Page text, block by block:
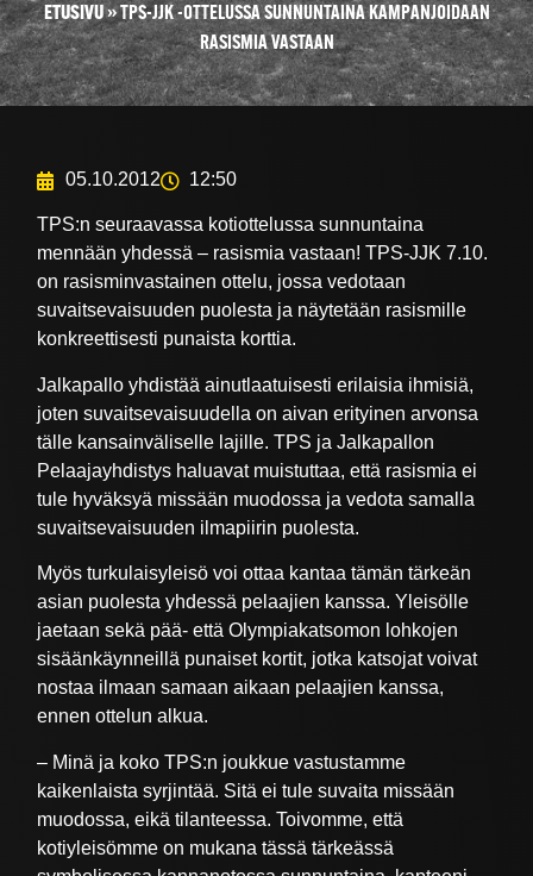
ETUSIVU»TPS-JJK -OTTELUSSA SUNNUNTAINA KAMPANJOIDAAN
RASISMIA VASTAAN
05.10.2012 12:50
TPS:n seuraavassa kotiottelussa sunnuntaina
mennään yhdessä – rasismia vastaan! TPS-JJK 7.10.
on rasisminvastainen ottelu, jossa vedotaan
suvaitsevaisuuden puolesta ja näytetään rasismille
konkreettisesti punaista korttia.
Jalkapallo yhdistää ainutlaatuisesti erilaisia ihmisiä,
joten suvaitsevaisuudella on aivan erityinen arvonsa
tälle kansainväliselle lajille. TPS ja Jalkapallon
Pelaajayhdistys haluavat muistuttaa, että rasismia ei
tule hyväksyä missään muodossa ja vedota samalla
suvaitsevaisuuden ilmapiirin puolesta.
Myös turkulaisyleisö voi ottaa kantaa tämän tärkeän
asian puolesta yhdessä pelaajien kanssa. Yleisölle
jaetaan sekä pää- että Olympiakatsomon lohkojen
sisäänkäynneillä punaiset kortit, jotka katsojat voivat
nostaa ilmaan samaan aikaan pelaajien kanssa,
ennen ottelun alkua.
– Minä ja koko TPS:n joukkue vastustamme
kaikenlaista syrjintää. Sitä ei tule suvaita missään
muodossa, eikä tilanteessa. Toivomme, että
kotiyleisömme on mukana tässä tärkeässä